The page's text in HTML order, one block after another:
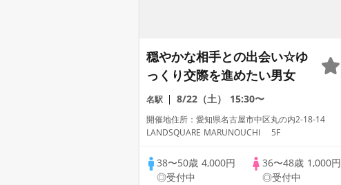
穏やかな相手との出会い☆ゆ
っくり交際を進めたい男女
名駅 8/22（土） 15:30〜
開催地住所：愛知県名古屋市中区丸の内2-18-14
LANDSQUARE MARUNOUCHI 5F
38〜50歳 4,000円
◎受付中
36〜48歳 1,000円
◎受付中